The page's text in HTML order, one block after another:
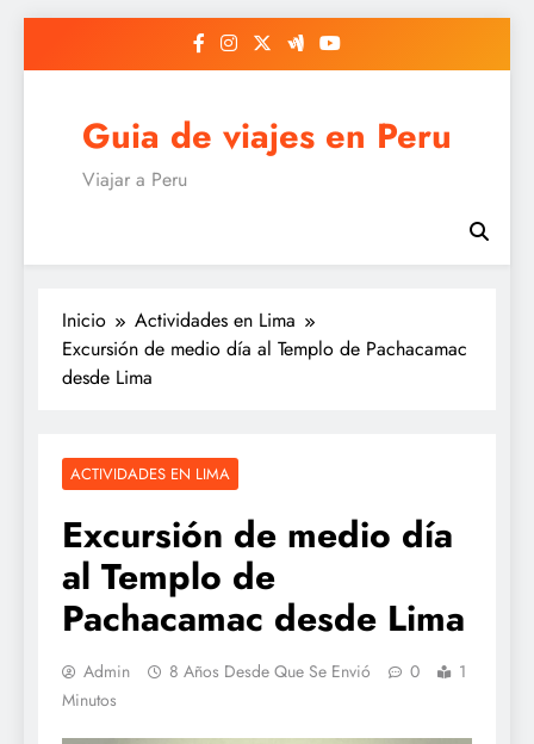
Guia de viajes en Peru
Viajar a Peru
Inicio
Actividades en Lima
Excursión de medio día al Templo de Pachacamac
desde Lima
ACTIVIDADES EN LIMA
Excursión de medio día
al Templo de
Pachacamac desde Lima
Admin 8 Años Desde Que Se Envió 0
1
Minutos